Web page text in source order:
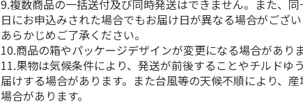
9.複数商品の一括送付及び同時発送はできません。また、
日にお申込みされた場合でもお届け日が異なる場合がござい
あらかじめご了承ください。
10.商品の箱やパッケージデザインが変更になる場合がありま
11.果物は気候条件により、発送が前後することやチルドゆ
届けする場合があります。また台風等の天候不順により、産
場合があります。